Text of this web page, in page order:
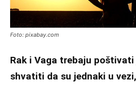
Foto: pixabay.com
Rak i Vaga trebaju poštivati
shvatiti da su jednaki u